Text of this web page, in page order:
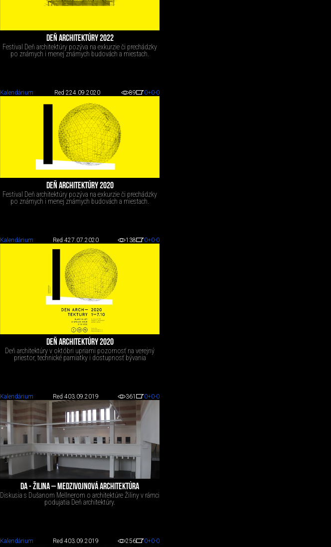
DEŇ ARCHITEKTÚRY 2022
Festival Deň architektúry pozýva na exkurzie či prechádzky
po známych i menej známych budovách a miestach.
Kalendárium Red 224.09.2020 89 0+0-0
DEŇ ARCHITEKTÚRY 2020
Festival Deň architektúry pozýva na exkurzie či prechádzky
po známych i menej známych budovách a miestach.
Kalendárium Red 427.07.2020 138 0+0-0
DEŇ ARCHITEKTÚRY 2020
Deň architektúry v októbri upriami pozornosť na verejný
priestor, technické pamiatky i dostupnosť bývania
Kalendárium Red 403.09.2019 361 0+0-0
DA - ŽILINA – MEDZIVOJNOVÁ ARCHITEKTÚRA
Diskusia s Dušanom Mellnerom o architektúre Žiliny v rámci
podujatia Deň architektúry.
Kalendárium Red 403.09.2019 256 0+0-0